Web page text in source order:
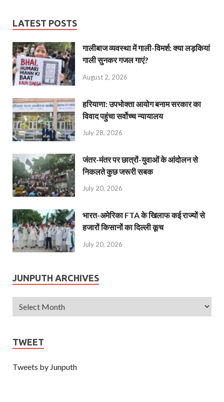
LATEST POSTS
गालीबाज व्‍यवस्‍था में गाली-विमर्श: क्या लड़कियां
गाली सुनकर गजल गाएं?
August 2, 2026
हरियाणा: उपभोक्ता आयोग बनाम सरकार का
विवाद पहुंचा सर्वोच्च न्यायालय
July 28, 2026
जंतर-मंतर पर छात्रों-युवाओं के आंदोलन से
निकलते कुछ जरूरी सबक
July 20, 2026
भारत-अमेरिका FTA के खिलाफ कई राज्यों से
हजारों किसानों का दिल्ली कूच
July 20, 2026
JUNPUTH ARCHIVES
TWEET
Tweets by Junputh